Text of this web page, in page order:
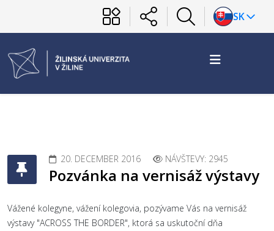
SK
20. DECEMBER 2016 NÁVŠTEVY: 2945
Pozvánka na vernisáž výstavy
Vážené kolegyne, vážení kolegovia, pozývame Vás na vernisáž
výstavy "ACROSS THE BORDER", ktorá sa uskutoční dňa